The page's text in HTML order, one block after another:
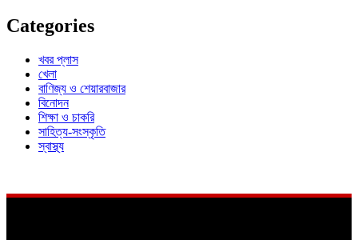
Categories
খবর প্লাস
খেলা
বাণিজ্য ও শেয়ারবাজার
বিনোদন
শিক্ষা ও চাকরি
সাহিত্য-সংস্কৃতি
স্বাস্থ্য